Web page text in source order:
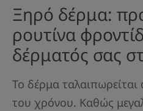
Ξηρό δέρμα:
ρουτίνα
δέρματός σας
Το δέρμα ταλαιπωρείται
του χρόνου. Καθώς